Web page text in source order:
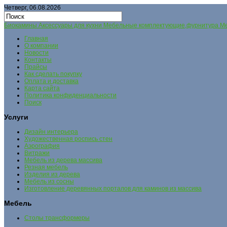
Четверг, 06.08.2026
Биокамины Аксессуары для кухни Мебельные комплектующие,фурнитура
Главная
О компании
Новости
Контакты
Прайсы
Как сделать покупку
Оплата и доставка
Карта сайта
Политика конфиденциальности
Поиск
Услуги
Дизайн интерьера
Художественная роспись стен
Аэрография
Витражи
Мебель из дерева массива
Резная мебель
Изделия из дерева
Мебель из сосны
Изготовление деревянных порталов для каминов из массива
Мебель
Столы трансформеры